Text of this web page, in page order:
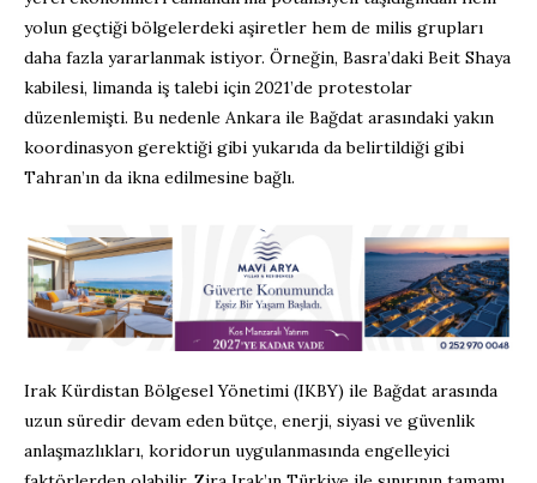
yolun geçtiği bölgelerdeki aşiretler hem de milis grupları
daha fazla yararlanmak istiyor. Örneğin, Basra’daki Beit Shaya
kabilesi, limanda iş talebi için 2021’de protestolar
düzenlemişti. Bu nedenle Ankara ile Bağdat arasındaki yakın
koordinasyon gerektiği gibi yukarıda da belirtildiği gibi
Tahran’ın da ikna edilmesine bağlı.
Irak Kürdistan Bölgesel Yönetimi (IKBY) ile Bağdat arasında
uzun süredir devam eden bütçe, enerji, siyasi ve güvenlik
anlaşmazlıkları, koridorun uygulanmasında engelleyici